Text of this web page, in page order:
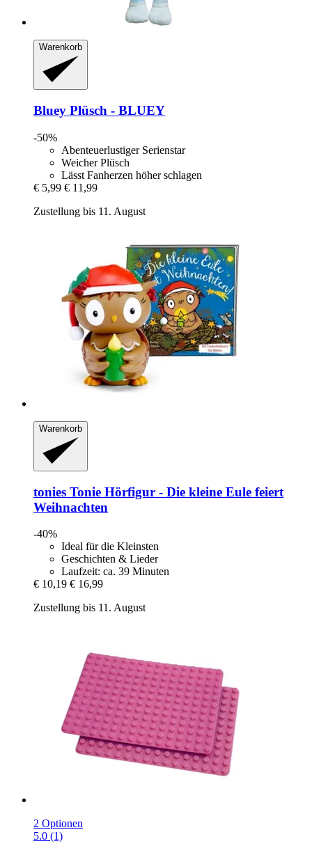
Warenkorb
Bluey Plüsch -​ BLUEY
-50%
Abenteuerlustiger Serienstar
Weicher Plüsch
Lässt Fanherzen höher schlagen
€ 5,99 € 11,99
Zustellung bis 11. August
Warenkorb
tonies Tonie Hörfigur -​ Die kleine Eule feiert
Weihnachten
-40%
Ideal für die Kleinsten
Geschichten & Lieder
Laufzeit: ca. 39 Minuten
€ 10,19 € 16,99
Zustellung bis 11. August
2 Optionen
5.0 (1)